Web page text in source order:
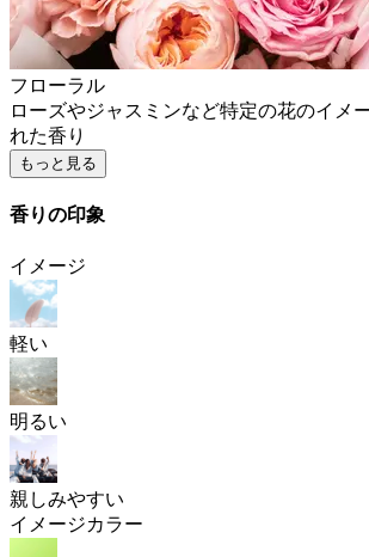
フローラル
ローズやジャスミンなど特定の花のイメ
れた香り
もっと見る
香りの印象
イメージ
軽い
明るい
親しみやすい
イメージカラー